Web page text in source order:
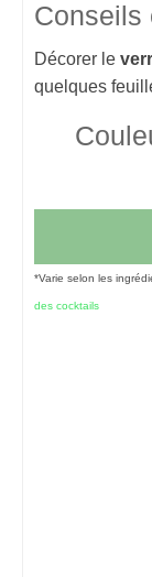
Conseils
Décorer le
quelques
*Varie selon les
des cocktails